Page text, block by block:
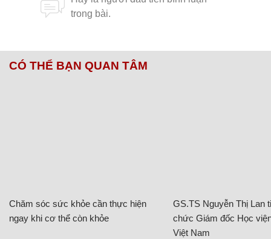
CÓ THỂ BẠN QUAN TÂM
Chăm sóc sức khỏe cần thực hiện
ngay khi cơ thể còn khỏe
GS.TS Nguyễn Thị Lan
chức Giám đốc Học
Việt Nam